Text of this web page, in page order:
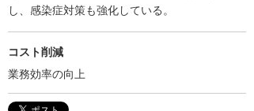
し、感染症対策も強化している。
コスト削減
業務効率の向上